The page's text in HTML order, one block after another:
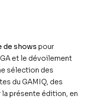
de shows pour
et le dévoilement
sélection des
du GAMIQ, des
présente édition, en